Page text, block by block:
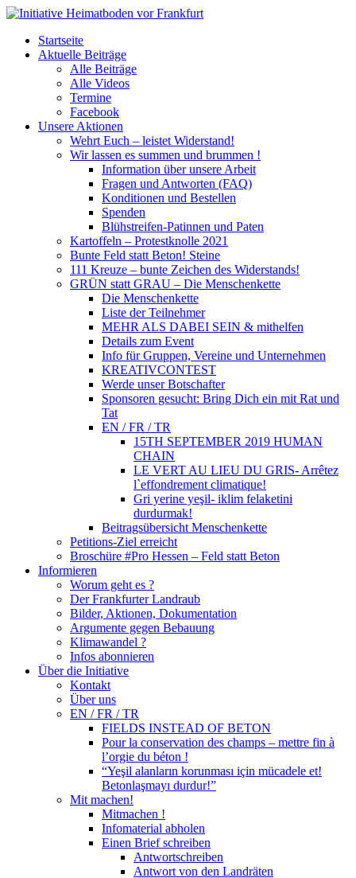
Startseite
Aktuelle Beiträge
Alle Beiträge
Alle Videos
Termine
Facebook
Unsere Aktionen
Wehrt Euch – leistet Widerstand!
Wir lassen es summen und brummen !
Information über unsere Arbeit
Fragen und Antworten (FAQ)
Konditionen und Bestellen
Spenden
Blühstreifen-Patinnen und Paten
Kartoffeln – Protestknolle 2021
Bunte Feld statt Beton! Steine
111 Kreuze – bunte Zeichen des Widerstands!
GRÜN statt GRAU – Die Menschenkette
Die Menschenkette
Liste der Teilnehmer
MEHR ALS DABEI SEIN & mithelfen
Details zum Event
Info für Gruppen, Vereine und Unternehmen
KREATIVCONTEST
Werde unser Botschafter
Sponsoren gesucht: Bring Dich ein mit Rat und
Tat
EN / FR / TR
15TH SEPTEMBER 2019 HUMAN
CHAIN
LE VERT AU LIEU DU GRIS- Arrêtez
l`effondrement climatique!
Gri yerine yeşil- iklim felaketini
durdurmak!
Beitragsübersicht Menschenkette
Petitions-Ziel erreicht
Broschüre #Pro Hessen – Feld statt Beton
Informieren
Worum geht es ?
Der Frankfurter Landraub
Bilder, Aktionen, Dokumentation
Argumente gegen Bebauung
Klimawandel ?
Infos abonnieren
Über die Initiative
Kontakt
Über uns
EN / FR / TR
FIELDS INSTEAD OF BETON
Pour la conservation des champs – mettre fin à
l’orgie du béton !
“Yeşil alanların korunması için mücadele et!
Betonlaşmayı durdur!”
Mit machen!
Mitmachen !
Infomaterial abholen
Einen Brief schreiben
Antwortschreiben
Antwort von den Landräten